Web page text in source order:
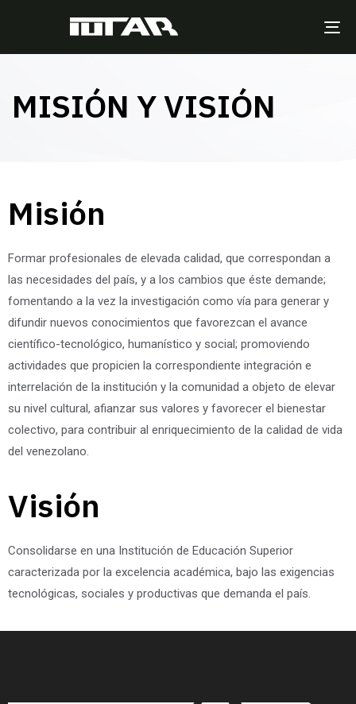
MISIÓN Y VISIÓN
Misión
Formar profesionales de elevada calidad, que correspondan a
las necesidades del país, y a los cambios que éste demande;
fomentando a la vez la investigación como vía para generar y
difundir nuevos conocimientos que favorezcan el avance
científico-tecnológico, humanístico y social; promoviendo
actividades que propicien la correspondiente integración e
interrelación de la institución y la comunidad a objeto de elevar
su nivel cultural, afianzar sus valores y favorecer el bienestar
colectivo, para contribuir al enriquecimiento de la calidad de vida
del venezolano.
Visión
Consolidarse en una Institución de Educación Superior
caracterizada por la excelencia académica, bajo las exigencias
tecnológicas, sociales y productivas que demanda el país.